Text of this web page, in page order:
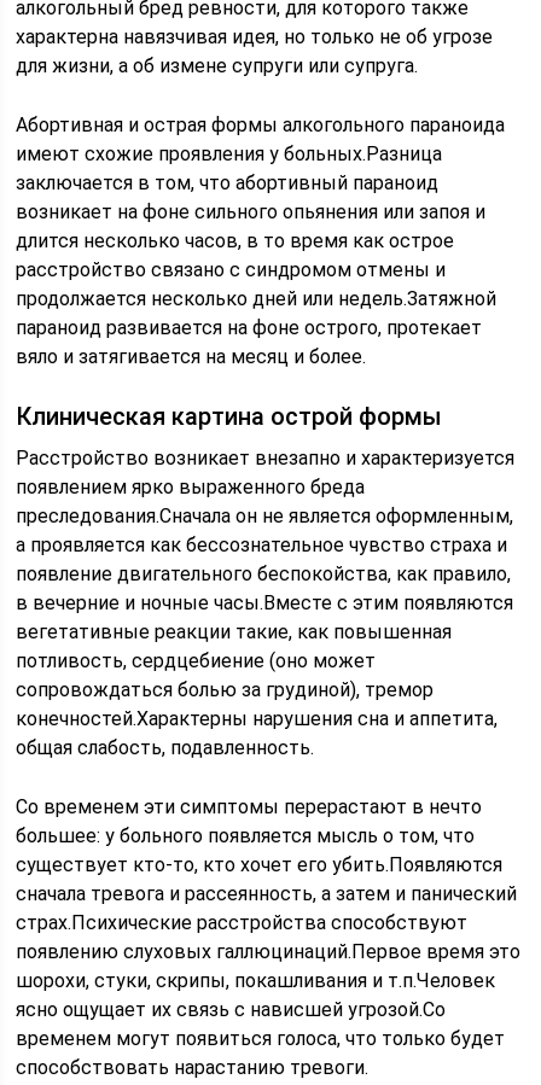
алкогольный бред ревности, для которого также
характерна навязчивая идея, но только не об угрозе
для жизни, а об измене супруги или супруга.
Абортивная и острая формы алкогольного параноида
имеют схожие проявления у больных.Разница
заключается в том, что абортивный параноид
возникает на фоне сильного опьянения или запоя и
длится несколько часов, в то время как острое
расстройство связано с синдромом отмены и
продолжается несколько дней или недель.Затяжной
параноид развивается на фоне острого, протекает
вяло и затягивается на месяц и более.
Клиническая картина острой формы
Расстройство возникает внезапно и характеризуется
появлением ярко выраженного бреда
преследования.Сначала он не является оформленным,
а проявляется как бессознательное чувство страха и
появление двигательного беспокойства, как правило,
в вечерние и ночные часы.Вместе с этим появляются
вегетативные реакции такие, как повышенная
потливость, сердцебиение (оно может
сопровождаться болью за грудиной), тремор
конечностей.Характерны нарушения сна и аппетита,
общая слабость, подавленность.
Со временем эти симптомы перерастают в нечто
большее: у больного появляется мысль о том, что
существует кто-то, кто хочет его убить.Появляются
сначала тревога и рассеянность, а затем и панический
страх.Психические расстройства способствуют
появлению слуховых галлюцинаций.Первое время это
шорохи, стуки, скрипы, покашливания и т.п.Человек
ясно ощущает их связь с нависшей угрозой.Со
временем могут появиться голоса, что только будет
способствовать нарастанию тревоги.